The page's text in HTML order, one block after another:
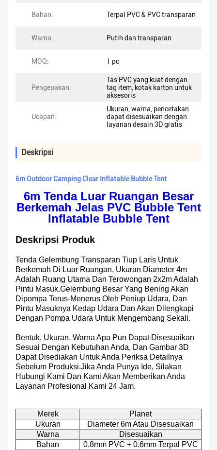
Bahan: Terpal PVC & PVC transparan
Warna: Putih dan transparan
MOQ: 1 pc
Pengepakan:
Tas PVC yang kuat dengan
tag item, kotak karton untuk
aksesoris
Ucapan:
Ukuran, warna, pencetakan
dapat disesuaikan dengan
layanan desain 3D gratis
Deskripsi
6m Outdoor Camping Clear Inflatable Bubble Tent
6m Tenda Luar Ruangan Besar
Berkemah Jelas PVC Bubble Tent
Inflatable Bubble Tent
Deskripsi Produk
Tenda Gelembung Transparan Tiup Laris Untuk
Berkemah Di Luar Ruangan, Ukuran Diameter 4m
Adalah Ruang Utama Dan Terowongan 2x2m Adalah
Pintu Masuk.Gelembung Besar Yang Bening Akan
Dipompa Terus-Menerus Oleh Peniup Udara, Dan
Pintu Masuknya Kedap Udara Dan Akan Dilengkapi
Dengan Pompa Udara Untuk Mengembang Sekali.
Bentuk, Ukuran, Warna Apa Pun Dapat Disesuaikan
Sesuai Dengan Kebutuhan Anda, Dan Gambar 3D
Dapat Disediakan Untuk Anda Periksa Detailnya
Sebelum Produksi.Jika Anda Punya Ide, Silakan
Hubungi Kami Dan Kami Akan Memberikan Anda
Layanan Profesional Kami 24 Jam.
Merek
Planet
Ukuran
Diameter 6m Atau Disesuaikan
Warna
Disesuaikan
Bahan
0.8mm PVC + 0.6mm Terpal PVC